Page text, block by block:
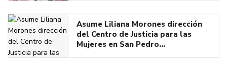
Asume Liliana Morones dirección
del Centro de Justicia para las
Mujeres en San Pedro…